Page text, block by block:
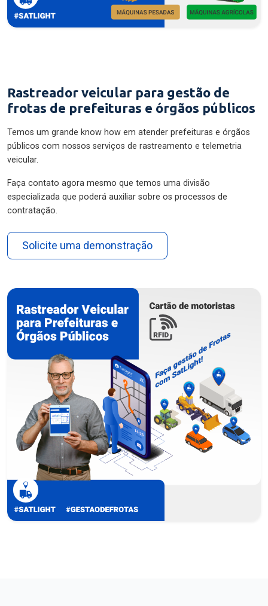
Rastreador veicular para gestão de
frotas de prefeituras e órgãos públicos
Temos um grande know how em atender prefeituras e órgãos
públicos com nossos serviços de rastreamento e telemetria
veicular.
Faça contato agora mesmo que temos uma divisão
especializada que poderá auxiliar sobre os processos de
contratação.
Solicite uma demonstração